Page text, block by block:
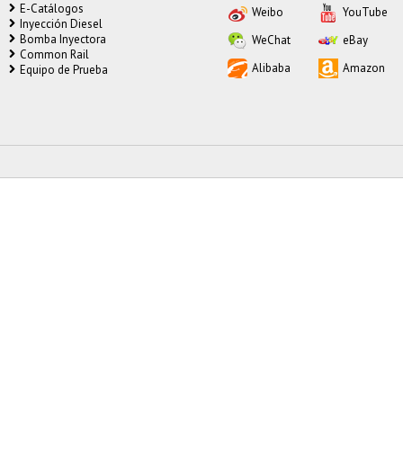
E-Catálogos
Inyección Diesel
Bomba Inyectora
Common Rail
Equipo de Prueba
Weibo
YouTube
WeChat
eBay
Alibaba
Amazon